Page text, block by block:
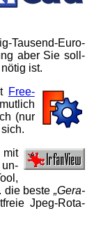
Tau­send-Eu­ro-
aber Sie soll­
ist.
Free­
(nur
un­
die bes­te Ge­ra­
Jpeg-Ro­ta­